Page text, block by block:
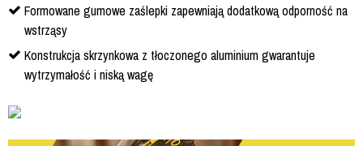
Formowane gumowe zaślepki zapewniają dodatkową odporność na
wstrząsy
Konstrukcja skrzynkowa z tłoczonego aluminium gwarantuje
wytrzymałość i niską wagę